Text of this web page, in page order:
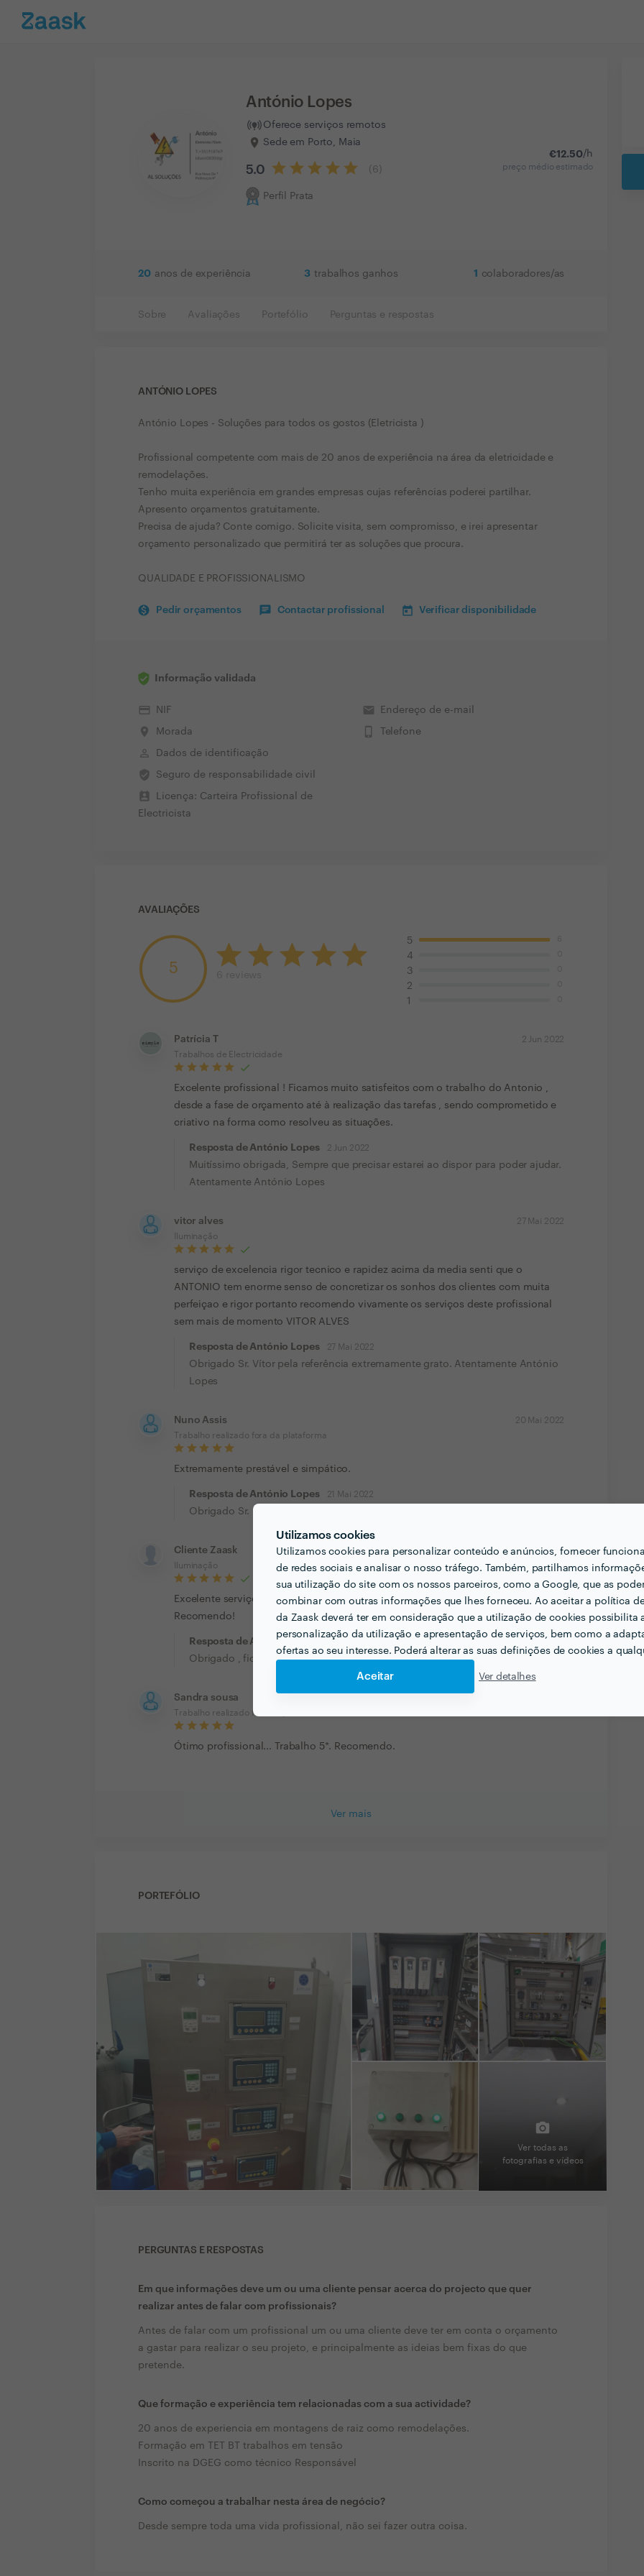
Utilizamos cookies
Utilizamos cookies para personalizar conteúdo e anúncios, fornecer
de redes sociais e analisar o nosso tráfego. Também, partilhamos
sua utilização do site com os nossos parceiros, como a Google, que as
combinar com outras informações que lhes forneceu. Ao aceitar a política
da Zaask deverá ter em consideração que a utilização de cookies possibilita
personalização da utilização e apresentação de serviços, bem como a
ofertas ao seu interesse. Poderá alterar as suas definições de cookies a
Aceitar Ver detalhes
António Lopes
Oferece serviços remotos
Sede em Porto, Maia
5.0 ( 6
Perfil Prata
€12.50/h
preço médio estimado
20 anos de experiência 3 trabalhos ganhos 1 colaboradores/as
Sobre Avaliações Portefólio Perguntas e respostas
ANTÓNIO LOPES
António Lopes - Soluções para todos os gostos (Eletricista )
Profissional competente com mais de 20 anos de experiência na área da eletricidade e
remodelações.
Tenho muita experiência em grandes empresas cujas referências poderei partilhar.
Apresento orçamentos gratuitamente.
Precisa de ajuda? Conte comigo. Solicite visita, sem compromisso, e irei apresentar
orçamento personalizado que permitirá ter as soluções que procura.
QUALIDADE E PROFISSIONALISMO
Pedir orçamentos Contactar profissional Verificar disponibilidade
Informação validada
credit_card NIF
place Morada
perm_identity Dados de identificação
verified_user Seguro de responsabilidade civil
perm_contact_calendar
Licença: Carteira Profissional de
Electricista
email Endereço de e-mail
phone_iphone Telefone
AVALIAÇÕES
5
5
4
3
2
1
Patrícia T
Trabalhos de Electricidade
2 Jun 2022
Excelente profissional ! Ficamos muito satisfeitos com o trabalho do Antonio ,
desde a fase de orçamento até à realização das tarefas , sendo comprometido e
criativo na forma como resolveu as situações.
Resposta de António Lopes 2 Jun 2022
Muitíssimo obrigada, Sempre que precisar estarei ao dispor para poder ajudar.
Atentamente António Lopes
vitor alves
Iluminação
27 Mai 2022
serviço de excelencia rigor tecnico e rapidez acima da media senti que o
ANTONIO tem enorme senso de concretizar os sonhos dos clientes com muita
perfeiçao e rigor portanto recomendo vivamente os serviços deste profissional
sem mais de momento VITOR ALVES
Resposta de António Lopes 27 Mai 2022
Obrigado Sr. Vítor pela referência extremamente grato. Atentamente António
Lopes
Nuno Assis
Trabalho realizado fora da plataforma
20 Mai 2022
Extremamente prestável e simpático.
Resposta de António Lopes 21 Mai 2022
Obrigado Sr. Nuno pela disponibilidade.
Cliente Zaask
Iluminação
12 Mai 2022
Excelente serviço! O Sr. António chegou a horas e foi extremamente profissional.
Recomendo!
Resposta de António Lopes 12 Mai 2022
Obrigado , fico grato pelo serviço.....
Sandra sousa
Trabalho realizado fora da plataforma
Ótimo profissional... Trabalho 5*. Recomendo.
Ver mais
PORTEFÓLIO
Ver todas as
fotografias e vídeos
PERGUNTAS E RESPOSTAS
Em que informações deve um ou uma cliente pensar acerca do projecto que quer
realizar antes de falar com profissionais?
Antes de falar com um profissional um ou uma cliente deve ter em conta o orçamento
a gastar para realizar o seu projeto, e principalmente as ideias bem fixas do que
pretende.
Que formação e experiência tem relacionadas com a sua actividade?
20 anos de experiencia em montagens de raiz como remodelações.
Formação em TET BT trabalhos em tensão
Inscrito na DGEG como técnico Responsável
Como começou a trabalhar nesta área de negócio?
Desde sempre toda uma vida profissional, não sei fazer outra coisa.